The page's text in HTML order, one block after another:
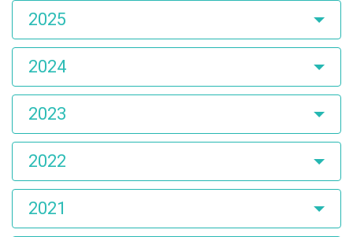
2025
2024
2023
2022
2021